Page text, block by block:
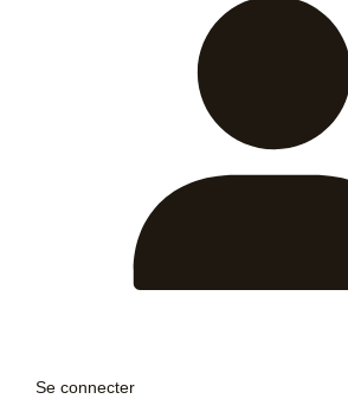
Se connecter